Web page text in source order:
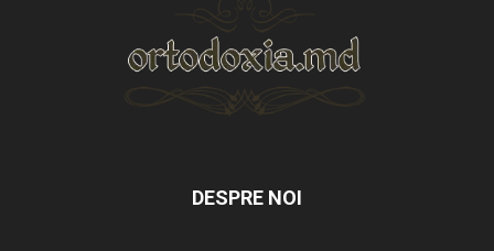
DESPRE NOI